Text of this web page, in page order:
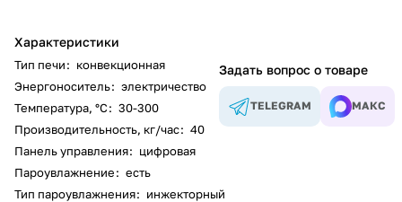
Характеристики
Тип печи: конвекционная
Энергоноситель: электричество
Температура, °С: 30-300
Производительность, кг/час: 40
Панель управления: цифровая
Пароувлажнение: есть
Тип пароувлажнения: инжекторный
Задать вопрос о товаре
TELEGRAM МАКС